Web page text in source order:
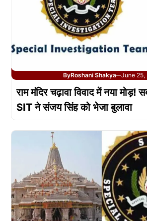
ByRoshani Shakya—June 25,
राम मंदिर चढ़ावा विवाद में नया
SIT ने संजय सिंह को भेजा बुलावा